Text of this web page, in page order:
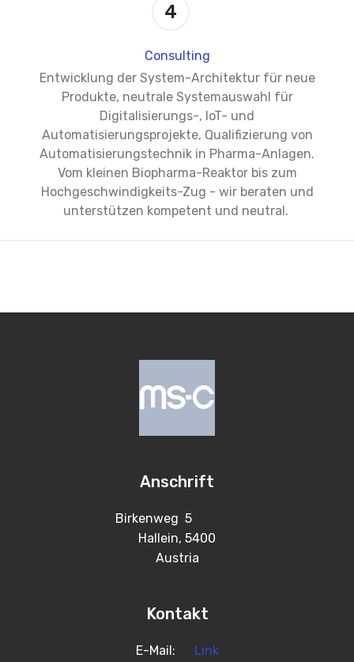
4
Consulting
Entwicklung der System-Architektur für neue
Produkte, neutrale Systemauswahl für
Digitalisierungs-, IoT- und
Automatisierungsprojekte, Qualifizierung von
Automatisierungstechnik in Pharma-Anlagen.
Vom kleinen Biopharma-Reaktor bis zum
Hochgeschwindigkeits-Zug - wir beraten und
unterstützen kompetent und neutral.
Anschrift
Birkenweg 5
Hallein, 5400
Austria
Kontakt
E-Mail:
Link